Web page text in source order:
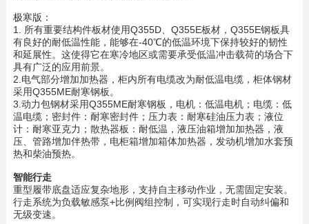
极寒版：
1. 所有重要结构件板材使用Q355D、Q355E板材，Q355E钢板具
有良好的耐低温性能，能够在-40℃的低温环境下保持较好的韧性
和延展性。这使得它在寒冷地区或需要承受低温冲击载荷的场合下
具有广泛的应用前景。
2.电气部分增加加热器，柜内所有电缆改为耐低温电缆，柜体钢材
采用Q355ME耐寒钢板。
3.动力包钢材采用Q355ME耐寒钢板，电机：低温电机；电缆：低
温电缆；密封件：耐寒密封件；压力表：耐寒硅油压力表；液位
计：耐寒亚克力；散热器板：耐低温，液压油箱增加加热器，液
压、管路增加伴热带，电柜箱增加箱体加热器，发动机增加水套预
热和柴油预热。
智能行走
重型履带底盘适应复杂地形，支持自主移动作业，无需固定安装。
行走系统为负载敏感泵+比例阀组控制，可实现行走时自动纠偏和
无级变速。